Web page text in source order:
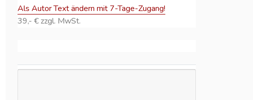
Als Autor Text ändern mit 7-Tage-Zugang!
39,- € zzgl. MwSt.